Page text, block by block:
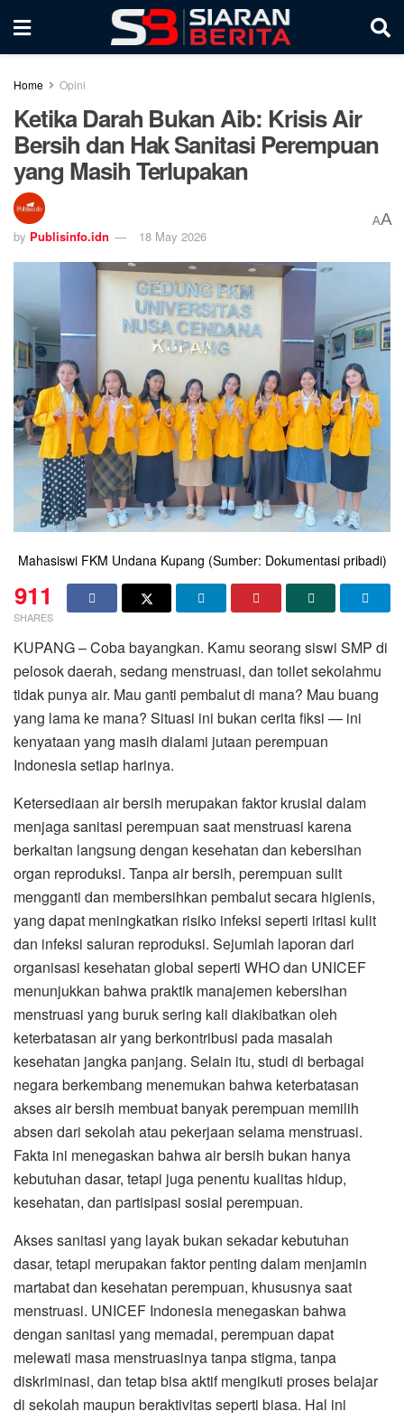
Home Opini
Ketika Darah Bukan Aib: Krisis Air
Bersih dan Hak Sanitasi Perempuan
yang Masih Terlupakan
by Publisinfo.idn 18 May 2026
AA
Mahasiswi FKM Undana Kupang (Sumber: Dokumentasi pribadi)
911
SHARES
KUPANG – Coba bayangkan. Kamu seorang siswi SMP di
pelosok daerah, sedang menstruasi, dan toilet sekolahmu
tidak punya air. Mau ganti pembalut di mana? Mau buang
yang lama ke mana? Situasi ini bukan cerita fiksi — ini
kenyataan yang masih dialami jutaan perempuan
Indonesia setiap harinya.
Ketersediaan air bersih merupakan faktor krusial dalam
menjaga sanitasi perempuan saat menstruasi karena
berkaitan langsung dengan kesehatan dan kebersihan
organ reproduksi. Tanpa air bersih, perempuan sulit
mengganti dan membersihkan pembalut secara higienis,
yang dapat meningkatkan risiko infeksi seperti iritasi kulit
dan infeksi saluran reproduksi. Sejumlah laporan dari
organisasi kesehatan global seperti WHO dan UNICEF
menunjukkan bahwa praktik manajemen kebersihan
menstruasi yang buruk sering kali diakibatkan oleh
keterbatasan air yang berkontribusi pada masalah
kesehatan jangka panjang. Selain itu, studi di berbagai
negara berkembang menemukan bahwa keterbatasan
akses air bersih membuat banyak perempuan memilih
absen dari sekolah atau pekerjaan selama menstruasi.
Fakta ini menegaskan bahwa air bersih bukan hanya
kebutuhan dasar, tetapi juga penentu kualitas hidup,
kesehatan, dan partisipasi sosial perempuan.
Akses sanitasi yang layak bukan sekadar kebutuhan
dasar, tetapi merupakan faktor penting dalam menjamin
martabat dan kesehatan perempuan, khususnya saat
menstruasi. UNICEF Indonesia menegaskan bahwa
dengan sanitasi yang memadai, perempuan dapat
melewati masa menstruasinya tanpa stigma, tanpa
diskriminasi, dan tetap bisa aktif mengikuti proses belajar
di sekolah maupun beraktivitas seperti biasa. Hal ini